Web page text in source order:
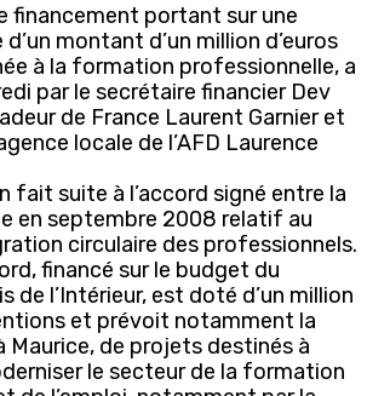
financement portant sur une
montant d’un million d’euros
à la formation professionnelle, a
par le secrétaire financier Dev
de France Laurent Garnier et
locale de l’AFD Laurence
fait suite à l’accord signé entre la
en septembre 2008 relatif au
circulaire des professionnels.
financé sur le budget du
de l’Intérieur, est doté d’un million
et prévoit notamment la
Maurice, de projets destinés à
le secteur de la formation